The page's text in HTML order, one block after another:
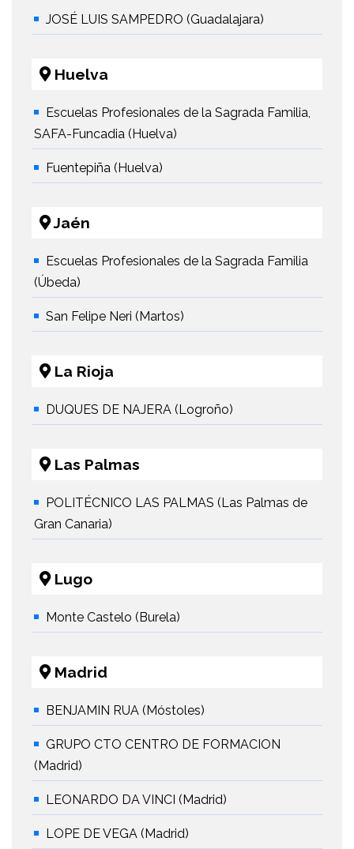
JOSÉ LUIS SAMPEDRO (Guadalajara)
Huelva
Escuelas Profesionales de la Sagrada Familia,
SAFA-Funcadia (Huelva)
Fuentepiña (Huelva)
Jaén
Escuelas Profesionales de la Sagrada Familia
(Úbeda)
San Felipe Neri (Martos)
La Rioja
DUQUES DE NAJERA (Logroño)
Las Palmas
POLITÉCNICO LAS PALMAS (Las Palmas de
Gran Canaria)
Lugo
Monte Castelo (Burela)
Madrid
BENJAMIN RUA (Móstoles)
GRUPO CTO CENTRO DE FORMACION
(Madrid)
LEONARDO DA VINCI (Madrid)
LOPE DE VEGA (Madrid)